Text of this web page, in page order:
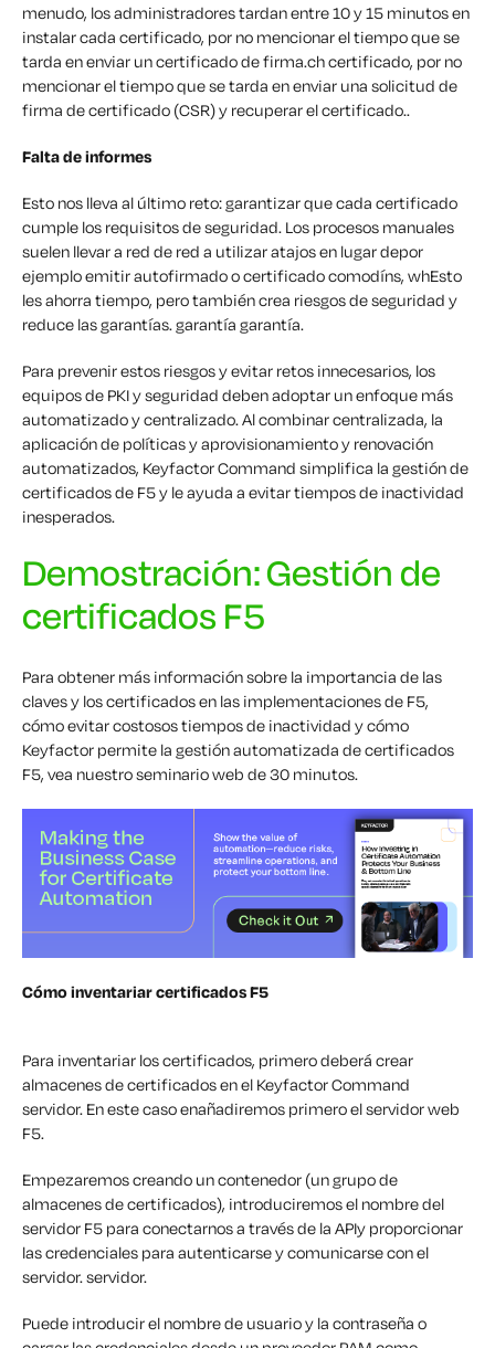
menudo, los administradores tardan entre 10 y 15 minutos en
instalar cada certificado, por no mencionar el tiempo que se
tarda en enviar un certificado de firma.ch certificado, por no
mencionar el tiempo que se tarda en enviar una solicitud de
firma de certificado (CSR) y recuperar el certificado..
Falta de informes
Esto nos lleva al último reto: garantizar que cada certificado
cumple los requisitos de seguridad. Los procesos manuales
suelen llevar a red de red a utilizaratajosen lugar depor
ejemploemitirautofirmadoocertificado comodíns, whEsto
les ahorra tiempo, pero también crea riesgos de seguridad y
reduce las garantías. garantía garantía.
Para prevenir estos riesgos y evitar retos innecesarios, los
equipos de PKI y seguridad deben adoptar un enfoque más
automatizado y centralizado. Al combinar centralizada, la
aplicación de políticas yaprovisionamiento y renovación
automatizados, KeyfactorCommand simplifica la gestión de
certificados de F5 y le ayuda a evitar tiempos de inactividad
inesperados.
Demostración: Gestión de
certificados F5
Para obtener más información sobre la importancia de las
claves y los certificados en las implementaciones de F5,
cómo evitar costosos tiempos de inactividad y cómo
Keyfactor permite la gestión automatizada de certificados
F5, vea nuestroseminario web de 30 minutos.
Cómo inventariar certificados F5
Para inventariar los certificados, primero deberá crear
almacenes de certificados en el KeyfactorCommand
servidor. En estecasoenañadiremos primero el servidor web
F5.
Empezaremos creando un contenedor (un grupo de
almacenes de certificados), introduciremos el nombre del
servidor F5 para conectarnos a través de la APIy proporcionar
las credenciales para autenticarse y comunicarse con el
servidor.servidor.
Puede introducir el nombre de usuario y la contraseña o